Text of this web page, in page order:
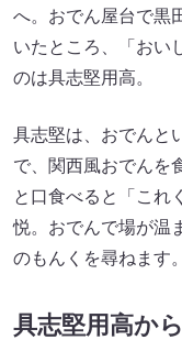
へ。おでん屋台で黒
いたところ、「おい
のは具志堅用高。
具志堅は、おでんと
で、関西風おでんを
と口食べると「これ
悦。おでんで場が温
のもんくを尋ねます。
具志堅用高か